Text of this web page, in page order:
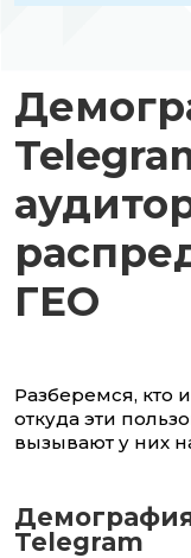
ГЕО
Разберемся, кто
откуда эти
вызывают у них
Telegram